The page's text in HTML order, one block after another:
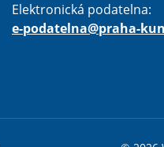
Elektronická podatelna:
e-podatelna@praha-